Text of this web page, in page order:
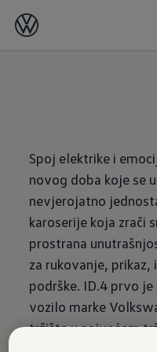
04/13/2021
Spoj elektrike i
novog doba koje se
nevjerojatno
karoserije koja zrači
prostrana
za rukovanje,
podrške. ID.4 prvo
vozilo marke
tržište u najvećem